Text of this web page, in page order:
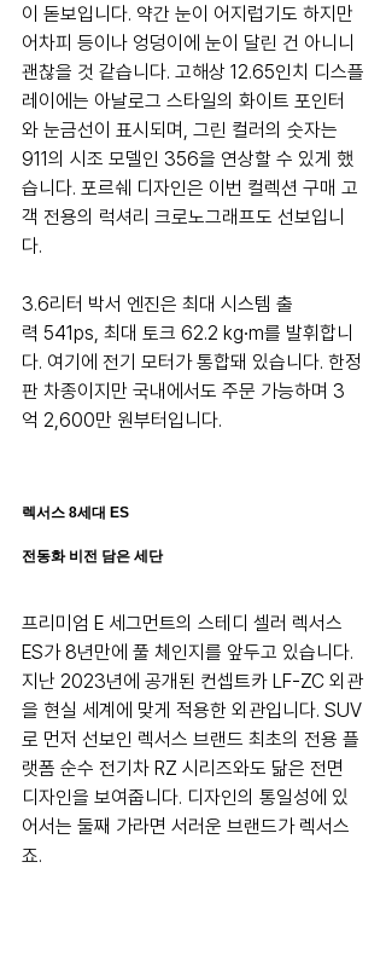
이 돋보입니다. 약간 눈이 어지럽기도 하지만
어차피 등이나 엉덩이에 눈이 달린 건 아니니
괜찮을 것 같습니다. 고해상 12.65인치 디스플
레이에는 아날로그 스타일의 화이트 포인터
와 눈금선이 표시되며, 그린 컬러의 숫자는
911의 시조 모델인 356을 연상할 수 있게 했
습니다. 포르쉐 디자인은 이번 컬렉션 구매 고
객 전용의 럭셔리 크로노그래프도 선보입니
다.
3.6리터 박서 엔진은 최대 시스템 출
력 541ps, 최대 토크 62.2 kg∙m를 발휘합니
다. 여기에 전기 모터가 통합돼 있습니다. 한정
판 차종이지만 국내에서도 주문 가능하며 3
억 2,600만 원부터입니다.
렉서스 8세대 ES
전동화 비전 담은 세단
프리미엄 E 세그먼트의 스테디 셀러 렉서스
ES가 8년만에 풀 체인지를 앞두고 있습니다.
지난 2023년에 공개된 컨셉트카 LF-ZC 외관
을 현실 세계에 맞게 적용한 외관입니다. SUV
로 먼저 선보인 렉서스 브랜드 최초의 전용 플
랫폼 순수 전기차 RZ 시리즈와도 닮은 전면
디자인을 보여줍니다. 디자인의 통일성에 있
어서는 둘째 가라면 서러운 브랜드가 렉서스
죠.